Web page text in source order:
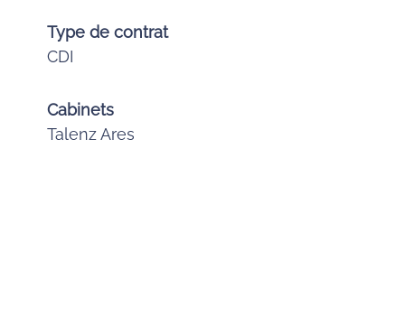
Type de contrat
CDI
Cabinets
Talenz Ares